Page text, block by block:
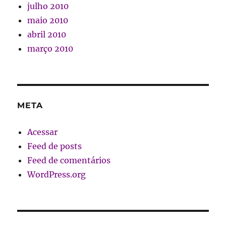
julho 2010
maio 2010
abril 2010
março 2010
META
Acessar
Feed de posts
Feed de comentários
WordPress.org